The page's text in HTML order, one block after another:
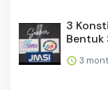
3
Bentuk
3